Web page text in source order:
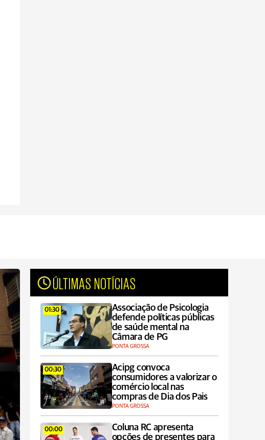
ÚLTIMAS NOTÍCIAS
01:30
Associação de Psicologia
defende políticas públicas
de saúde mental na
Câmara de PG
PONTA GROSSA
00:30
Acipg convoca
consumidores a valorizar o
comércio local nas
compras de Dia dos Pais
PONTA GROSSA
00:00
Coluna RC apresenta
opções de presentes para